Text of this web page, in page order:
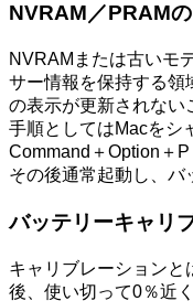
NVRAM／PRAM
NVRAMまたは古いモ
サー情報を保持する領
の表示が更新されない
手順としてはMacをシ
Command＋Option＋
その後通常起動し、バ
バッテリーキャリ
キャリブレーションと
後、使い切って0％近